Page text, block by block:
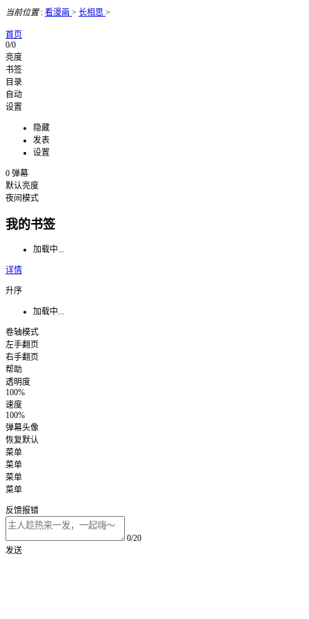
当前位置: 看漫画 > 长相思 >
首页
0/0
亮度
书签
目录
自动
设置
隐藏
发表
设置
0 弹幕
默认亮度
夜间模式
我的书签
加载中...
详情
升序
加载中...
卷轴模式
左手翻页
右手翻页
帮助
透明度
100%
速度
100%
弹幕头像
恢复默认
菜单
菜单
菜单
菜单
反馈报错
0/20
发送